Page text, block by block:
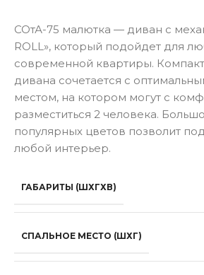
СОтА-75 малютка — диван с
ROLL», который подойдет для
современной квартиры.
дивана сочетается с
местом, на котором могут с
разместиться 2 человека.
популярных цветов позволит
любой интерьер.
ГАБАРИТЫ (ШХГХВ)
СПАЛЬНОЕ МЕСТО (ШХГ)